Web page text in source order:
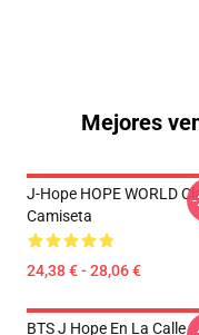
Mejores
J-Hope HOPE WORLD
Camiseta
24,38 € - 28,06 €
BTS J Hope En La Calle